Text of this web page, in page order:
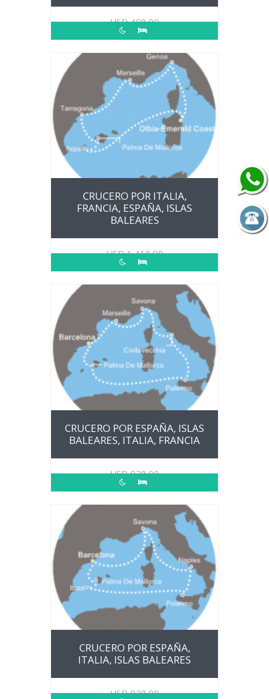
USD408.00
CRUCERO POR ITALIA,
FRANCIA, ESPAÑA, ISLAS
BALEARES
USD1,418.00
CRUCERO POR ESPAÑA, ISLAS
BALEARES, ITALIA, FRANCIA
USD928.00
CRUCERO POR ESPAÑA,
ITALIA, ISLAS BALEARES
USD928.00